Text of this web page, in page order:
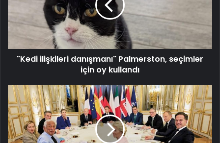
için
oy
kullandı
"Kedi ilişkileri danışmanı" Palmerston, seçimler
için oy kullandı
Avrupa’dan
Trump’a
karşı
birlik
hamlesi